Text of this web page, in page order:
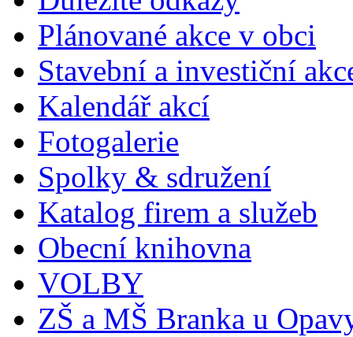
Plánované akce v obci
Stavební a investiční
Kalendář akcí
Fotogalerie
Spolky & sdružení
Katalog firem a služeb
Obecní knihovna
VOLBY
ZŠ a MŠ Branka u